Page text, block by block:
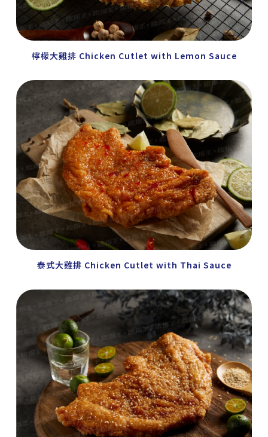
檸檬大雞排 Chicken Cutlet with Lemon Sauce
泰式大雞排 Chicken Cutlet with Thai Sauce